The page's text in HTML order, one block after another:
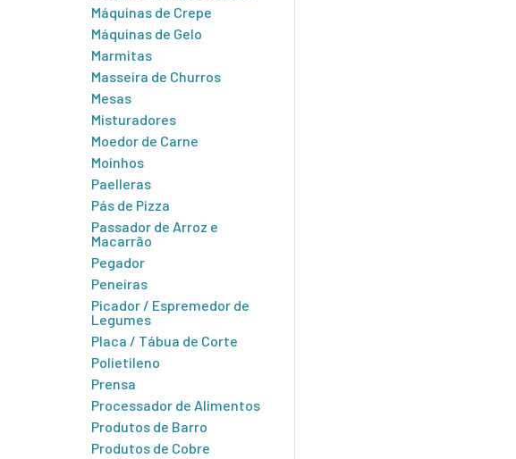
Máquinas de Crepe
Máquinas de Gelo
Marmitas
Masseira de Churros
Mesas
Misturadores
Moedor de Carne
Moinhos
Paelleras
Pás de Pizza
Passador de Arroz e
Macarrão
Pegador
Peneiras
Picador / Espremedor de
Legumes
Placa / Tábua de Corte
Polietileno
Prensa
Processador de Alimentos
Produtos de Barro
Produtos de Cobre